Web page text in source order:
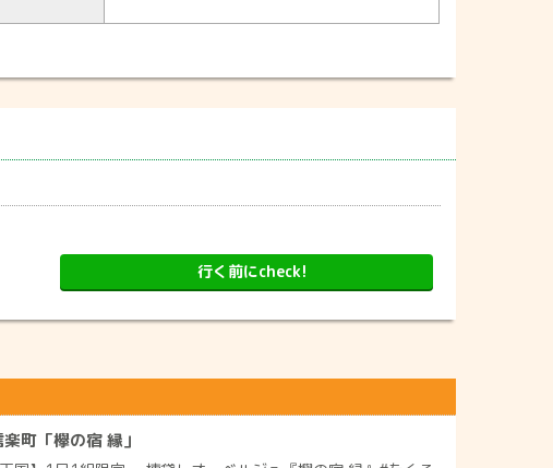
行く前にcheck!
楽町「欅の宿 縁」